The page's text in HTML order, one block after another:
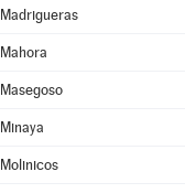
Madrigueras
Mahora
Masegoso
Minaya
Molinicos